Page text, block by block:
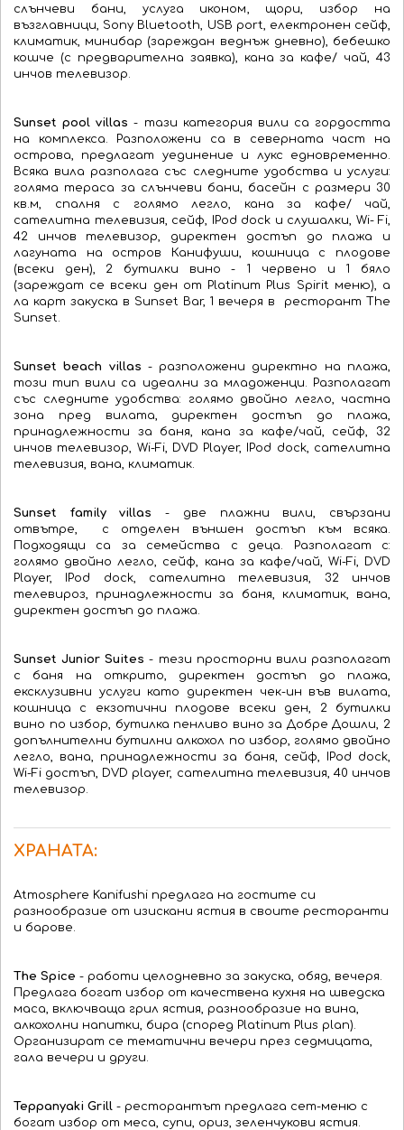
слънчеви бани, услуга иконом, щори, избор на
възглавници, Sony Bluetooth, USB port, електронен сейф,
климатик, минибар (зареждан веднъж дневно), бебешко
кошче (с предварителна заявка), кана за кафе/ чай, 43
инчов телевизор.
Sunset pool villas - тази категория вили са гордостта
на комплекса. Разположени са в северната част на
острова, предлагат уединение и лукс едновременно.
Всяка вила разполага със следните удобства и услуги:
голяма тераса за слънчеви бани, басейн с размери 30
кв.м, спалня с голямо легло, кана за кафе/ чай,
сателитна телевизия, сейф, IPod dock и слушалки, Wi- Fi,
42 инчов телевизор, директен достъп до плажа и
лагуната на остров Канифуши, кошница с плодове
(всеки ден), 2 бутилки вино - 1 червено и 1 бяло
(зареждат се всеки ден от Platinum Plus Spirit меню), а
ла карт закуска в Sunset Bar, 1 вечеря в ресторант The
Sunset.
Sunset beach villas - разположени директно на плажа,
този тип вили са идеални за младоженци. Разполагат
със следните удобства: голямо двойно легло, частна
зона пред вилата, директен достъп до плажа,
принадлежности за баня, кана за кафе/чай, сейф, 32
инчов телевизор, Wi-Fi, DVD Player, IPod dock, сателитна
телевизия, вана, климатик.
Sunset family villas- две плажни вили, свързани
отвътре, с отделен външен достъп към всяка.
Подходящи са за семейства с деца. Разполагат с:
голямо двойно легло, сейф, кана за кафе/чай, Wi-Fi, DVD
Player, IPod dock, сателитна телевизия, 32 инчов
телевироз, принадлежности за баня, климатик, вана,
директен достъп до плажа.
Sunset Junior Suites - тези просторни вили разполагат
с баня на открито, директен достъп до плажа,
ексклузивни услуги като директен чек-ин във вилата,
кошница с екзотични плодове всеки ден, 2 бутилки
вино по избор, бутилка пенливо вино за Добре Дошли, 2
допълнителни бутилни алкохол по избор, голямо двойно
легло, вана, принадлежности за баня, сейф, IPod dock,
Wi-Fi достъп, DVD player, сателитна телевизия, 40 инчов
телевизор.
ХРАНАТА:
Аtmosphere Kanifushi предлага на гостите си
разнообразие от изискани ястия в своите ресторанти
и барове.
The Spice - работи целодневно за закуска, обяд, вечеря.
Предлага богат избор от качествена кухня на шведска
маса, включваща грил ястия, разнообразие на вина,
алкохолни напитки, бира (според Platinum Plus plan).
Организират се тематични вечери през седмицата,
гала вечери и други.
Teppanyaki Grill - ресторантът предлага сет-меню с
богат избор от меса, супи, ориз, зеленчукови ястия.